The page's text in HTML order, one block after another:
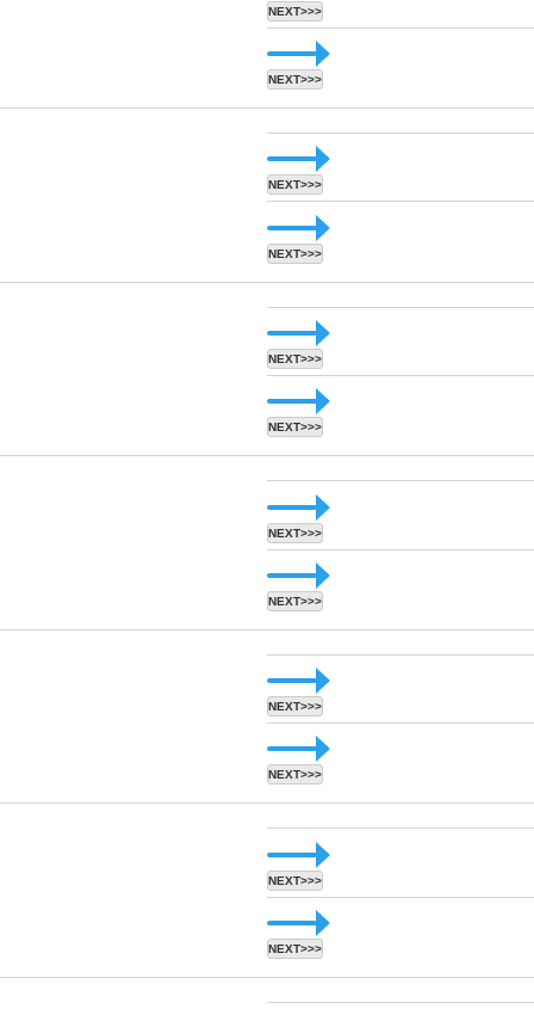
NEXT>>>
NEXT>>>
NEXT>>>
NEXT>>>
NEXT>>>
NEXT>>>
NEXT>>>
NEXT>>>
NEXT>>>
NEXT>>>
NEXT>>>
NEXT>>>